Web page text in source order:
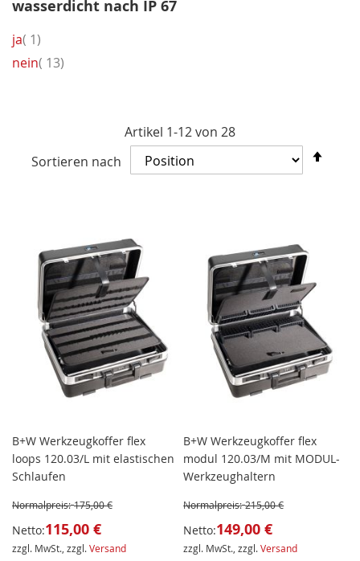
Artikel 1-12von 28
Sortieren nach
B+W Werkzeugkoffer flex
loops 120.03/L mit elastischen
Schlaufen
Normalpreis: 175,00 €
Netto:115,00 €
zzgl. MwSt., zzgl.Versand
B+W Werkzeugkoffer flex
modul 120.03/M mit MODUL-
Werkzeughaltern
Normalpreis: 215,00 €
Netto:149,00 €
zzgl. MwSt., zzgl.Versand
wasserdicht nach IP 67
ja 1Artikel
nein 13Artikel